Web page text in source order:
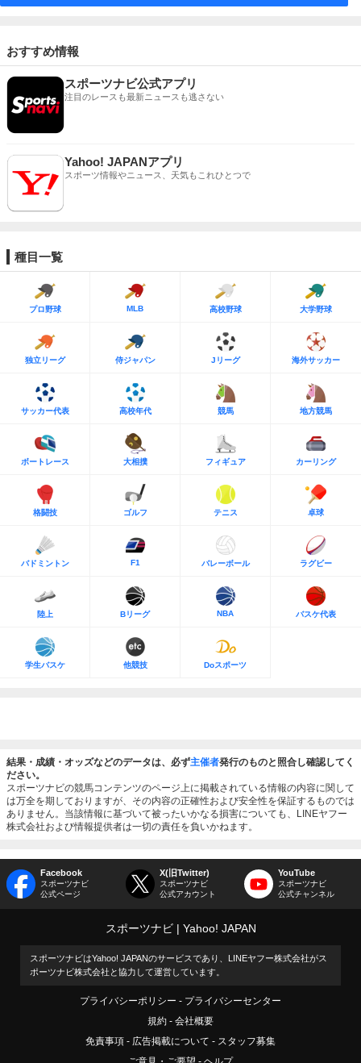
おすすめ情報
スポーツナビ公式アプリ
注目のレースも最新ニュースも逃さない
Yahoo! JAPANアプリ
スポーツ情報やニュース、天気もこれひとつで
種目一覧
プロ野球 MLB 高校野球 大学野球
独立リーグ 侍ジャパン Jリーグ 海外サッカー
サッカー代表 高校年代 競馬 地方競馬
ボートレース 大相撲 フィギュア カーリング
格闘技 ゴルフ テニス 卓球
バドミントン F1 バレーボール ラグビー
陸上 Bリーグ NBA バスケ代表
学生バスケ 他競技 Doスポーツ
結果・成績・オッズなどのデータは、必ず主催者発行のものと照合し確認してく
ださい。
スポーツナビの競馬コンテンツのページ上に掲載されている情報の内容に関して
は万全を期しておりますが、その内容の正確性および安全性を保証するものでは
ありません。当該情報に基づいて被ったいかなる損害についても、LINEヤフー
株式会社および情報提供者は一切の責任を負いかねます。
Facebook
スポーツナビ
公式ページ
X(旧Twitter)
スポーツナビ
公式アカウント
YouTube
スポーツナビ
公式チャンネル
スポーツナビ Yahoo! JAPAN
スポーツナビはYahoo! JAPANのサービスであり、LINEヤフー株式会社がス
ポーツナビ株式会社と協力して運営しています。
プライバシーポリシー
プライバシーセンター
規約
会社概要
免責事項
広告掲載について
スタッフ募集